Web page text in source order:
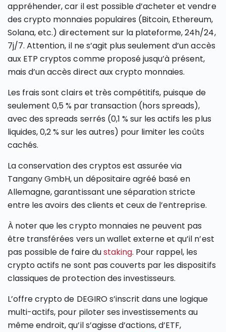
appréhender, car il est possible d’acheter et vendre
des crypto monnaies populaires (Bitcoin, Ethereum,
Solana, etc.) directement sur la plateforme, 24h/24,
7j/7. Attention, il ne s’agit plus seulement d’un accès
aux ETP cryptos comme proposé jusqu’à présent,
mais d’un accès direct aux crypto monnaies.
Les frais sont clairs et très compétitifs, puisque de
seulement 0,5 % par transaction (hors spreads),
avec des spreads serrés (0,1 % sur les actifs les plus
liquides, 0,2 % sur les autres) pour limiter les coûts
cachés.
La conservation des cryptos est assurée via
Tangany GmbH, un dépositaire agréé basé en
Allemagne, garantissant une séparation stricte
entre les avoirs des clients et ceux de l’entreprise.
À noter que les crypto monnaies ne peuvent pas
être transférées vers un wallet externe et qu’il n’est
pas possible de faire dustaking. Pour rappel, les
crypto actifs ne sont pas couverts par les dispositifs
classiques de protection des investisseurs.
L’offre crypto de DEGIRO s’inscrit dans une logique
multi-actifs, pour piloter ses investissements au
même endroit, qu’il s’agisse d’actions, d’ETF,